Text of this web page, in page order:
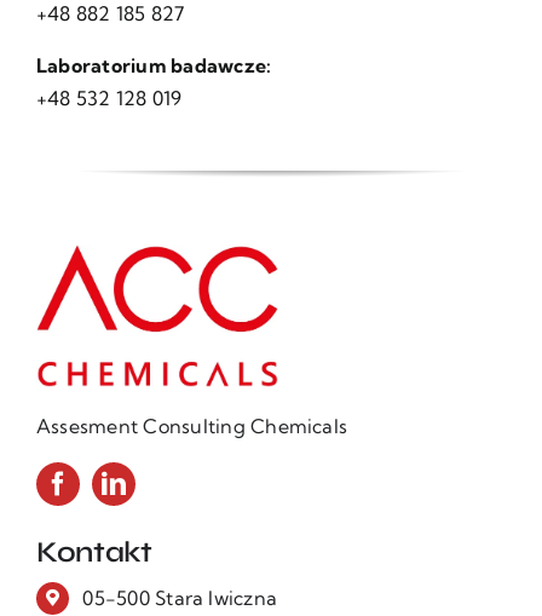
+48 882 185 827
Laboratorium badawcze:
+48 532 128 019
Assesment Consulting Chemicals
Kontakt
05-500 Stara Iwiczna